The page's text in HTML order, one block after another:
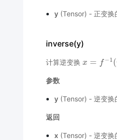
y(Tensor) - 正变换
inverse(y)
计算逆变换 x = f −1 (
x=f− 1(y)
参数
y(Tensor) - 逆变换
返回
x(Tensor) - 逆变换